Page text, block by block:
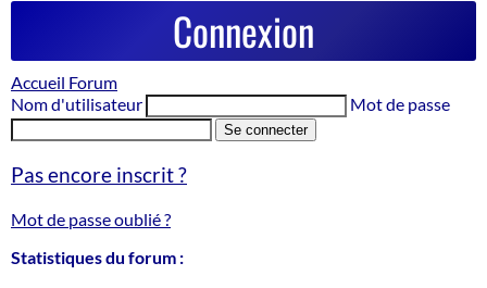
Connexion
Accueil Forum
Nom d'utilisateur
Mot de passe
Se connecter
Pas encore inscrit ?
Mot de passe oublié ?
Statistiques du forum :